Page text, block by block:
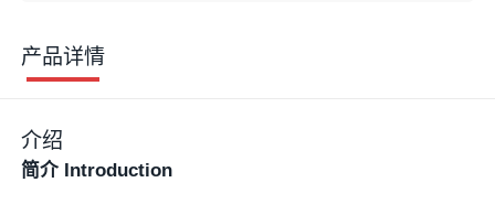
产品详情
介绍
简介 Introduction